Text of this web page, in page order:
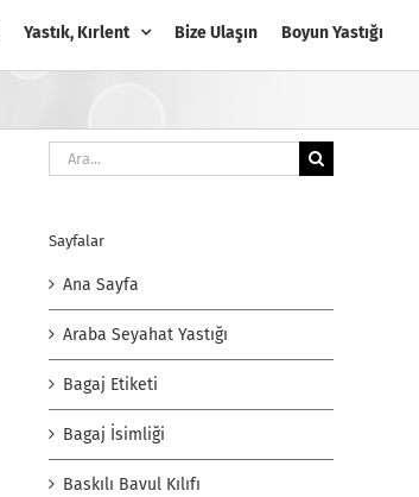
Yastık, Kırlent Bize Ulaşın Boyun Yastığı
Ara:
Sayfalar
Ana Sayfa
Araba Seyahat Yastığı
Bagaj Etiketi
Bagaj İsimliği
Baskılı Bavul Kılıfı